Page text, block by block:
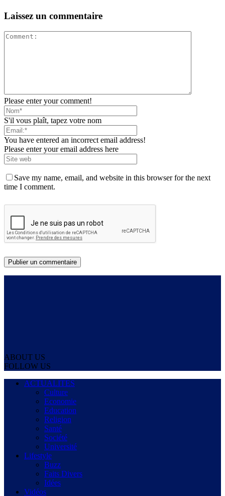
Laissez un commentaire
Please enter your comment!
S'il vous plaît, tapez votre nom
You have entered an incorrect email address!
Please enter your email address here
Save my name, email, and website in this browser for the next
time I comment.
ABOUT US
FOLLOW US
ACTUALITES
Culture
Economie
Education
Religion
Santé
Société
Université
Lifestyle
Buzz
Faits Divers
Idées
Vidéos